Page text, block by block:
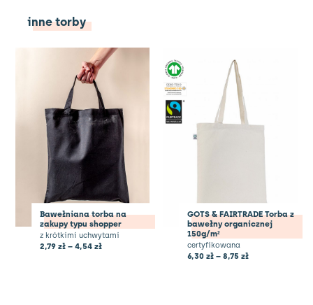
inne torby
Bawełniana torba na
zakupy typu shopper
z krótkimi uchwytami
2,79 zł– 4,54 zł
GOTS & FAIRTRADE Torba z
bawełny organicznej
150g/m²
certyfikowana
6,30zł –8,75zł